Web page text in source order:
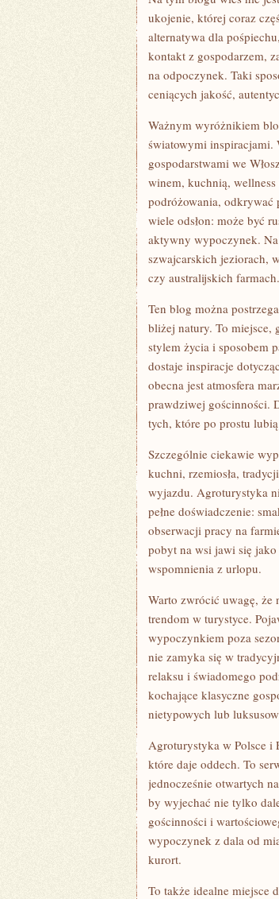
ukojenie, której coraz
alternatywa dla
kontakt z gospodarzem,
na odpoczynek. Taki
ceniących jakość,
Ważnym wyróżnikiem
światowymi inspiracjami.
gospodarstwami we
winem, kuchnią,
podróżowania, odkrywać
wiele odsłon: może być
aktywny wypoczynek. Na
szwajcarskich jeziorach,
czy australijskich farmach.
Ten blog można
bliżej natury. To miejsce,
stylem życia i sposobem
dostaje inspiracje
obecna jest atmosfera
prawdziwej gościnności.
tych, które po prostu
Szczególnie ciekawie
kuchni, rzemiosła,
wyjazdu. Agroturystyka
pełne doświadczenie:
obserwacji pracy na
pobyt na wsi jawi się
wspomnienia z urlopu.
Warto zwrócić uwagę, że
trendom w turystyce.
wypoczynkiem poza
nie zamyka się w
relaksu i świadomego
kochające klasyczne
nietypowych lub
Agroturystyka w Polsce i
które daje oddech. To
jednocześnie otwartych
by wyjechać nie tylko
gościnności i
wypoczynek z dala od
kurort.
To także idealne miejsce